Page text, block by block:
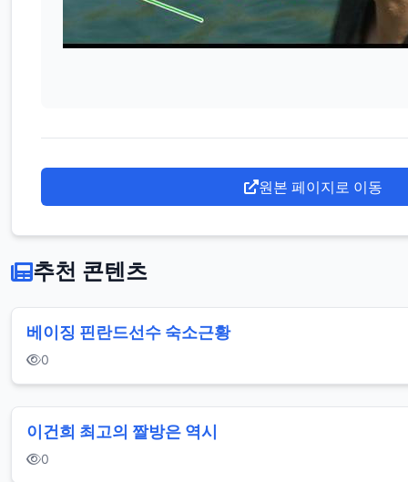
원본 페이지로 이동
추천 콘텐츠
베이징 핀란드선수 숙소근황
0
이건희 최고의 짤방은 역시
0